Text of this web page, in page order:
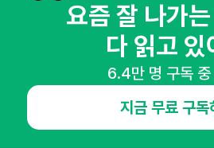
오픈애즈란
요즘 잘 나가
다 읽고 있
6.4만 명 구독 중
지금 무료 구독